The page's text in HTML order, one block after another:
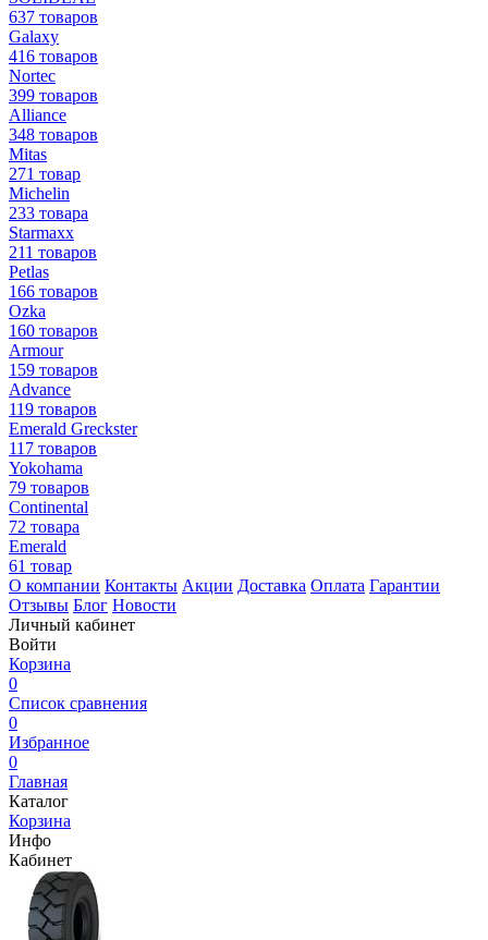
637 товаров
Galaxy
416 товаров
Nortec
399 товаров
Alliance
348 товаров
Mitas
271 товар
Michelin
233 товара
Starmaxx
211 товаров
Petlas
166 товаров
Ozka
160 товаров
Armour
159 товаров
Advance
119 товаров
Emerald Greckster
117 товаров
Yokohama
79 товаров
Continental
72 товара
Emerald
61 товар
О компании Контакты Акции Доставка Оплата Гарантии
Отзывы Блог Новости
Личный кабинет
Войти
Корзина
0
Список сравнения
0
Избранное
0
Главная
Каталог
Корзина
Инфо
Кабинет